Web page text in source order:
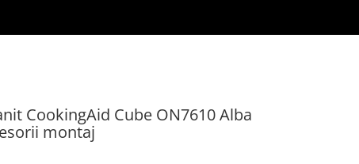
CookingAid Cube ON7610 Alba
montaj